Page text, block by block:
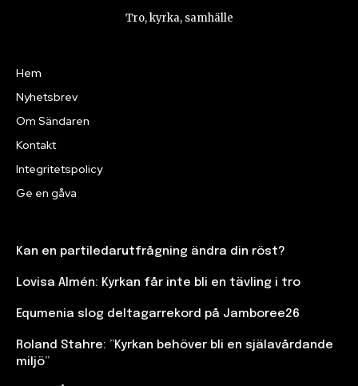
Tro, kyrka, samhälle
Hem
Nyhetsbrev
Om Sändaren
Kontakt
Integritetspolicy
Ge en gåva
Kan en partiledarutfrågning ändra din röst?
Lovisa Almén: Kyrkan får inte bli en tävling i tro
Equmenia slog deltagarrekord på Jamboree26
Roland Stahre: ”Kyrkan behöver bli en själavårdande
miljö”